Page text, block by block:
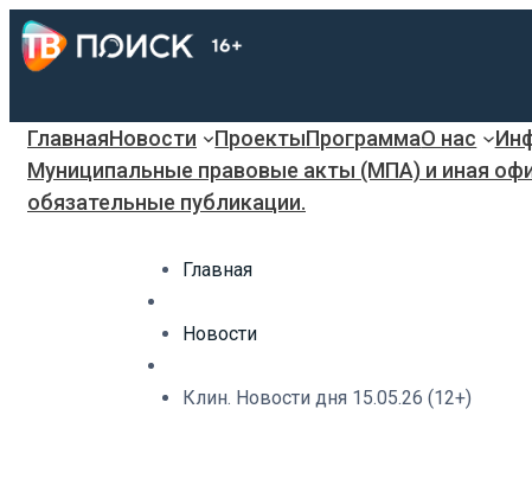
ГлавнаяНовости ПроектыПрограммаО нас
Муниципальные правовые акты (МПА) и иная
обязательные публикации.
Главная
Новости
Клин. Новости дня 15.05.26 (12+)